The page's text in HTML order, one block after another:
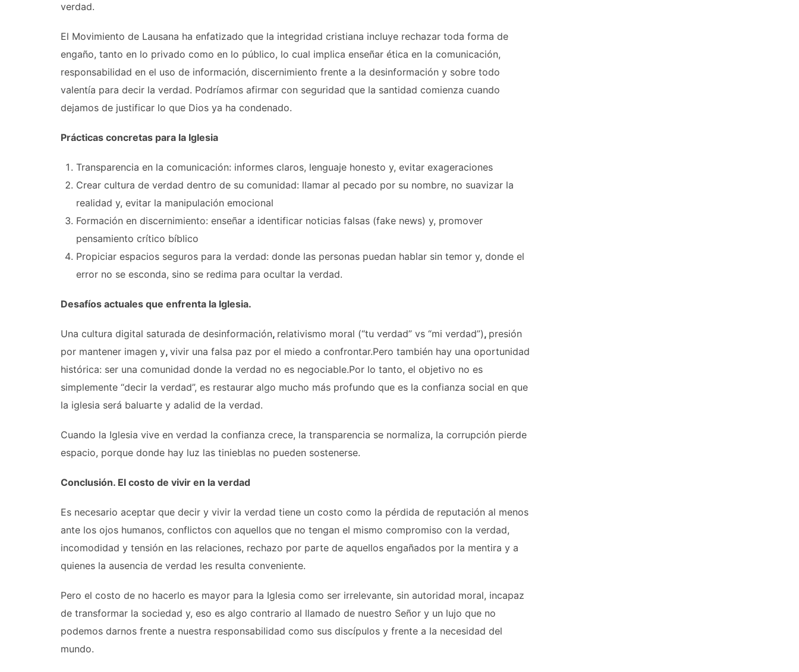
verdad.
El Movimiento de Lausana ha enfatizado que la integridad cristiana incluye rechazar toda forma de
engaño, tanto en lo privado como en lo público, lo cual implica enseñar ética en la comunicación,
responsabilidad en el uso de información, discernimiento frente a la desinformación y sobre todo
valentía para decir la verdad. Podríamos afirmar con seguridad que la santidad comienza cuando
dejamos de justificar lo que Dios ya ha condenado.
Prácticas concretas para la Iglesia
Transparencia en la comunicación: informes claros, lenguaje honesto y, evitar exageraciones
Crear cultura de verdad dentro de su comunidad: llamar al pecado por su nombre, no suavizar la
realidad y, evitar la manipulación emocional
Formación en discernimiento: enseñar a identificar noticias falsas (fake news) y, promover
pensamiento crítico bíblico
Propiciar espacios seguros para la verdad: donde las personas puedan hablar sin temor y, donde el
error no se esconda, sino se redima para ocultar la verdad.
Desafíos actuales que enfrenta la Iglesia.
Una cultura digital saturada de desinformación, relativismo moral (“tu verdad” vs “mi verdad”), presión
por mantener imagen y, vivir una falsa paz por el miedo a confrontar.Pero también hay una oportunidad
histórica: ser una comunidad donde la verdad no es negociable.Por lo tanto, el objetivo no es
simplemente “decir la verdad”, es restaurar algo mucho más profundo que es la confianza social en que
la iglesia será baluarte y adalid de la verdad.
Cuando la Iglesia vive en verdad la confianza crece, la transparencia se normaliza, la corrupción pierde
espacio, porque donde hay luz las tinieblas no pueden sostenerse.
Conclusión. El costo de vivir en la verdad
Es necesario aceptar que decir y vivir la verdad tiene un costo como la pérdida de reputación al menos
ante los ojos humanos, conflictos con aquellos que no tengan el mismo compromiso con la verdad,
incomodidad y tensión en las relaciones, rechazo por parte de aquellos engañados por la mentira y a
quienes la ausencia de verdad les resulta conveniente.
Pero el costo de no hacerlo es mayor para la Iglesia como ser irrelevante, sin autoridad moral, incapaz
de transformar la sociedad y, eso es algo contrario al llamado de nuestro Señor y un lujo que no
podemos darnos frente a nuestra responsabilidad como sus discípulos y frente a la necesidad del
mundo.